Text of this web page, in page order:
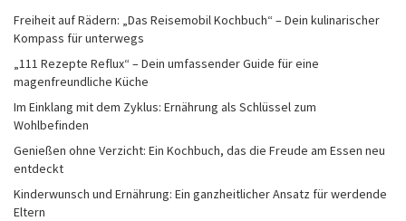
Freiheit auf Rädern: „Das Reisemobil Kochbuch“ – Dein kulinarischer
Kompass für unterwegs
„111 Rezepte Reflux“ – Dein umfassender Guide für eine
magenfreundliche Küche
Im Einklang mit dem Zyklus: Ernährung als Schlüssel zum
Wohlbefinden
Genießen ohne Verzicht: Ein Kochbuch, das die Freude am Essen neu
entdeckt
Kinderwunsch und Ernährung: Ein ganzheitlicher Ansatz für werdende
Eltern